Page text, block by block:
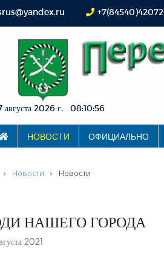
+7(84540)42072
августа 2026 г. 08:10:56
НОВОСТИ ОФИЦИАЛЬНО
Новости Новости
НАШЕГО ГОРОДА
2021